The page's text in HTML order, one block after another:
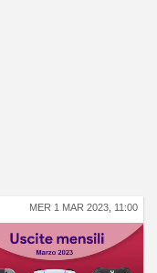
MER 1 MAR 2023, 11:00